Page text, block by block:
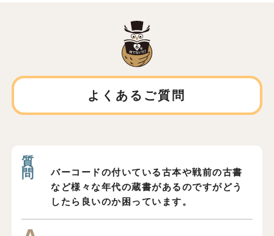
よくあるご質問
バーコードの付いている古本や戦前の古書
など様々な年代の蔵書があるのですがどう
したら良いのか困っています。